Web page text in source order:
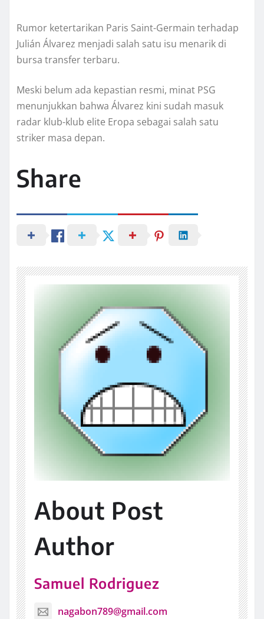
Rumor ketertarikan Paris Saint-Germain terhadap
Julián Álvarez menjadi salah satu isu menarik di
bursa transfer terbaru.
Meski belum ada kepastian resmi, minat PSG
menunjukkan bahwa Álvarez kini sudah masuk
radar klub-klub elite Eropa sebagai salah satu
striker masa depan.
Share
About Post
Author
Samuel Rodriguez
nagabon789@gmail.com